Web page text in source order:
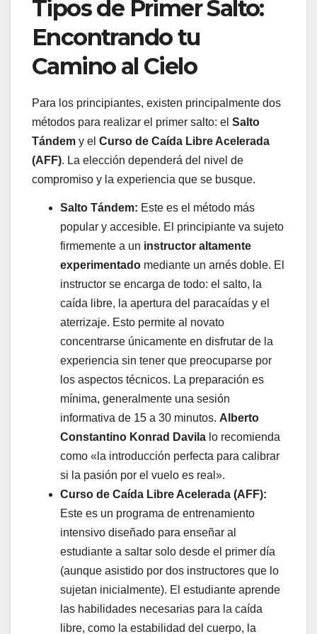
Tipos de Primer Salto:
Encontrando tu
Camino al Cielo
Para los principiantes, existen principalmente dos
métodos para realizar el primer salto: el Salto
Tándem y el Curso de Caída Libre Acelerada
(AFF). La elección dependerá del nivel de
compromiso y la experiencia que se busque.
Salto Tándem: Este es el método más
popular y accesible. El principiante va sujeto
firmemente a un instructor altamente
experimentado mediante un arnés doble. El
instructor se encarga de todo: el salto, la
caída libre, la apertura del paracaídas y el
aterrizaje. Esto permite al novato
concentrarse únicamente en disfrutar de la
experiencia sin tener que preocuparse por
los aspectos técnicos. La preparación es
mínima, generalmente una sesión
informativa de 15 a 30 minutos. Alberto
Constantino Konrad Davila lo recomienda
como «la introducción perfecta para calibrar
si la pasión por el vuelo es real».
Curso de Caída Libre Acelerada (AFF):
Este es un programa de entrenamiento
intensivo diseñado para enseñar al
estudiante a saltar solo desde el primer día
(aunque asistido por dos instructores que lo
sujetan inicialmente). El estudiante aprende
las habilidades necesarias para la caída
libre, como la estabilidad del cuerpo, la